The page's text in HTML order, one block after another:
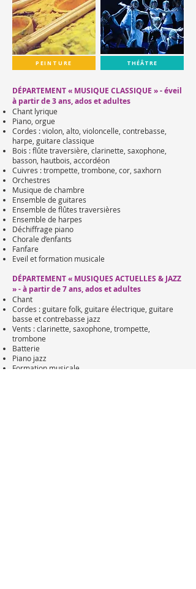
PEINTURE THÉÂTRE
DÉPARTEMENT « MUSIQUE CLASSIQUE »-éveil
à partir de 3 ans, ados et adultes
Chant lyrique
Piano, orgue
Cordes : violon, alto, violoncelle, contrebasse,
harpe, guitare classique
Bois : flûte traversière, clarinette, saxophone,
basson, hautbois, accordéon
Cuivres : trompette, trombone, cor, saxhorn
Orchestres
Musique de chambre
Ensemble de guitares
Ensemble de flûtes traversières
Ensemble de harpes
Déchiffrage piano
Chorale d’enfants
Fanfare
Eveil et formation musicale
DÉPARTEMENT « MUSIQUES ACTUELLES & JAZZ
» - à partir de 7 ans, ados et adultes
Chant
Cordes : guitare folk, guitare électrique, guitare
basse et contrebasse jazz
Vents : clarinette, saxophone, trompette,
trombone
Batterie
Piano jazz
Formation musicale